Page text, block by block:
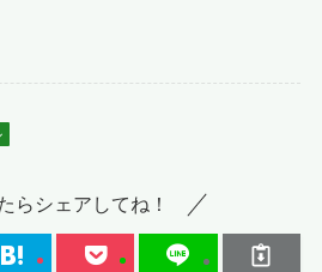
らシェアしてね！